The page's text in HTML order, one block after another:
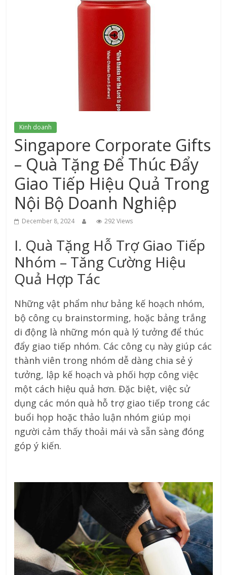
Kinh doanh
Singapore Corporate Gifts
– Quà Tặng Để Thúc Đẩy
Giao Tiếp Hiệu Quả Trong
Nội Bộ Doanh Nghiệp
December 8, 2024 292 Views
I. Quà Tặng Hỗ Trợ Giao Tiếp
Nhóm – Tăng Cường Hiệu
Quả Hợp Tác
Những vật phẩm như bảng kế hoạch nhóm,
bộ công cụ brainstorming, hoặc bảng trắng
di động là những món quà lý tưởng để thúc
đẩy giao tiếp nhóm. Các công cụ này giúp các
thành viên trong nhóm dễ dàng chia sẻ ý
tưởng, lập kế hoạch và phối hợp công việc
một cách hiệu quả hơn. Đặc biệt, việc sử
dụng các món quà hỗ trợ giao tiếp trong các
buổi họp hoặc thảo luận nhóm giúp mọi
người cảm thấy thoải mái và sẵn sàng đóng
góp ý kiến.